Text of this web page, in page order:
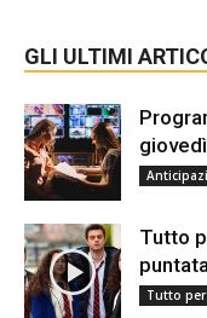
GLI ULTIMI
Tutto
Tutto